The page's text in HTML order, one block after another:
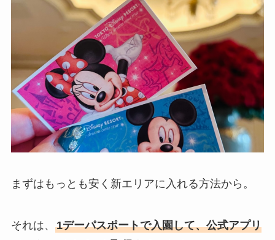
まずはもっとも安く新エリアに入れる方法から。
それは、 1デーパスポートで入園して、公式アプリ